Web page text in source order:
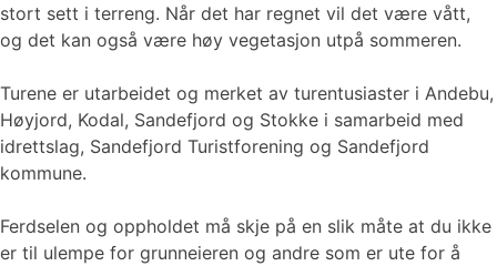
stort sett i terreng. Når det har regnet vil det være vått,
og det kan også være høy vegetasjon utpå sommeren.
Turene er utarbeidet og merket av turentusiaster i Andebu,
Høyjord, Kodal, Sandefjord og Stokke i samarbeid med
idrettslag, Sandefjord Turistforening og Sandefjord
kommune.
Ferdselen og oppholdet må skje på en slik måte at du ikke
er til ulempe for grunneieren og andre som er ute for å